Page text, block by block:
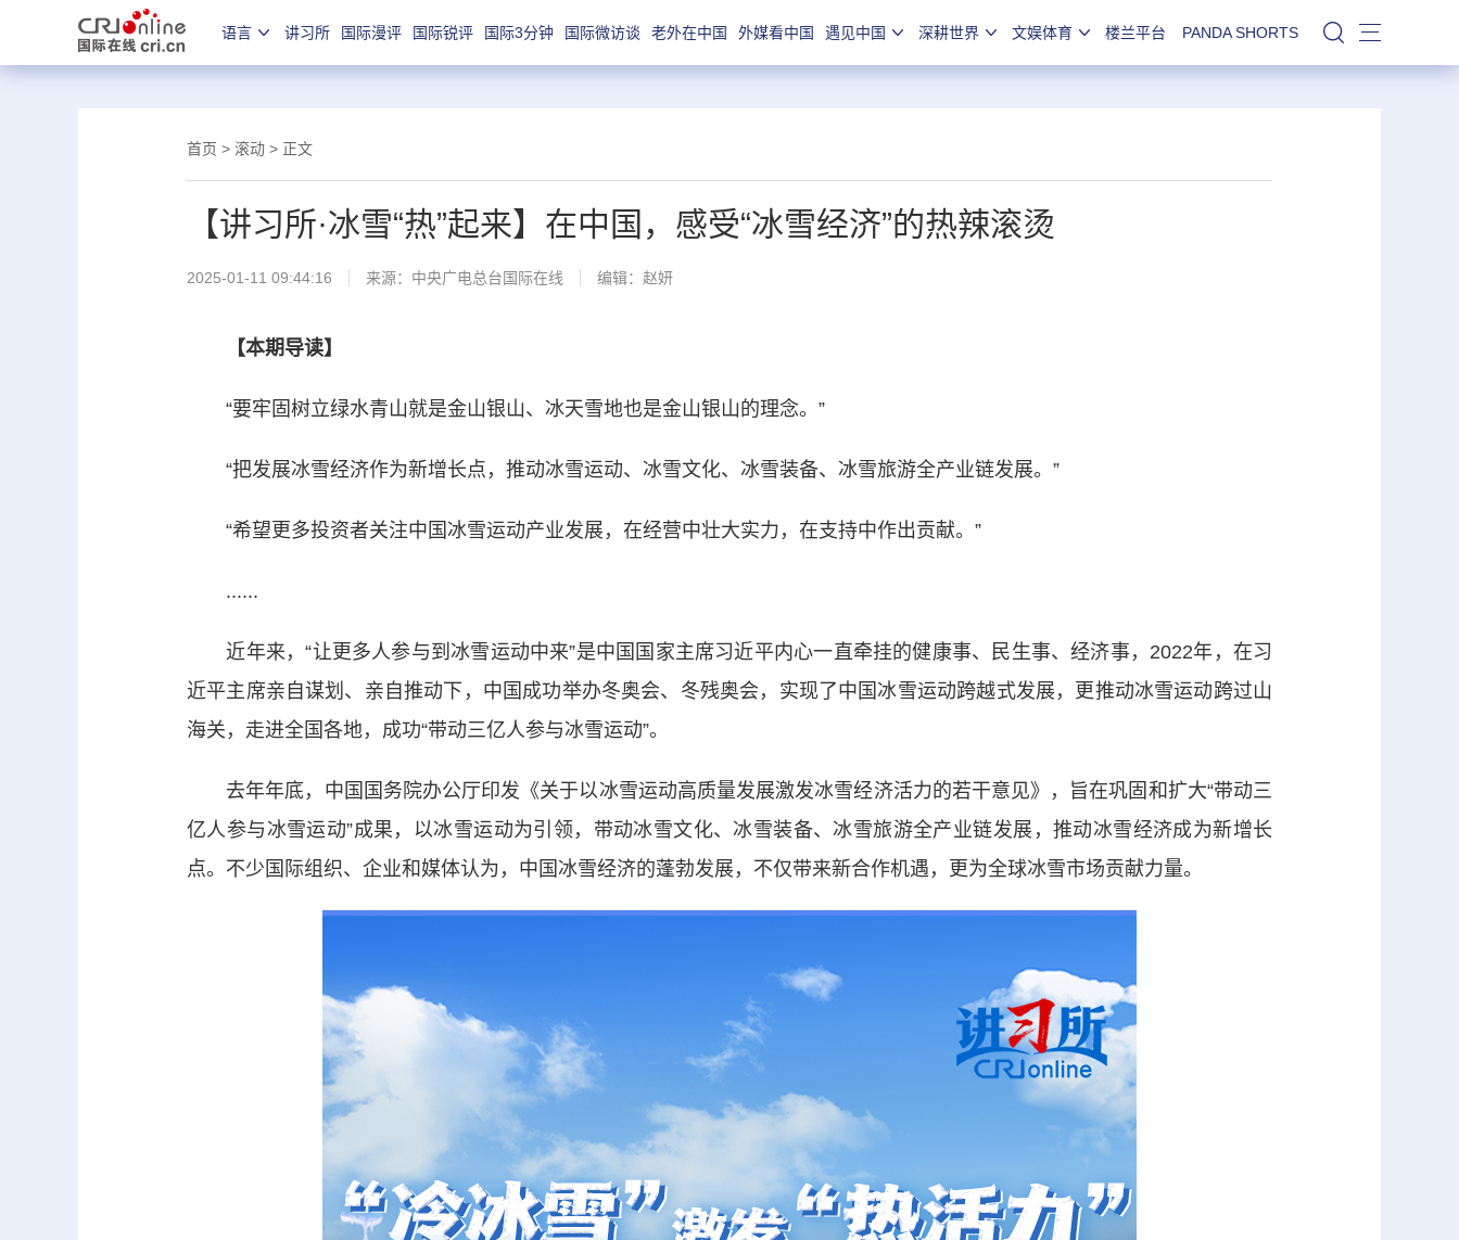
语言 讲习所 国际漫评 国际锐评 国际3分钟 国际微访谈 老外在中国 外媒看中国 遇见中国 深耕世界 文娱体育 楼兰平台 PANDA SHORTS 站内搜索
首页 > 滚动 > 正文
【讲习所·冰雪“热”起来】在中国，感受“冰雪经济”的热辣滚烫
2025-01-11 09:44:16 来源：中央广电总台国际在线 编辑：赵妍
【本期导读】
“要牢固树立绿水青山就是金山银山、冰天雪地也是金山银山的理念。”
“把发展冰雪经济作为新增长点，推动冰雪运动、冰雪文化、冰雪装备、冰雪旅游全产业链发展。”
“希望更多投资者关注中国冰雪运动产业发展，在经营中壮大实力，在支持中作出贡献。”
......
近年来，“让更多人参与到冰雪运动中来”是中国国家主席习近平内心一直牵挂的健康事、民生事、经济事，2022年，在习
近平主席亲自谋划、亲自推动下，中国成功举办冬奥会、冬残奥会，实现了中国冰雪运动跨越式发展，更推动冰雪运动跨过山
海关，走进全国各地，成功“带动三亿人参与冰雪运动”。
去年年底，中国国务院办公厅印发《关于以冰雪运动高质量发展激发冰雪经济活力的若干意见》，旨在巩固和扩大“带动三
亿人参与冰雪运动”成果，以冰雪运动为引领，带动冰雪文化、冰雪装备、冰雪旅游全产业链发展，推动冰雪经济成为新增长
点。不少国际组织、企业和媒体认为，中国冰雪经济的蓬勃发展，不仅带来新合作机遇，更为全球冰雪市场贡献力量。